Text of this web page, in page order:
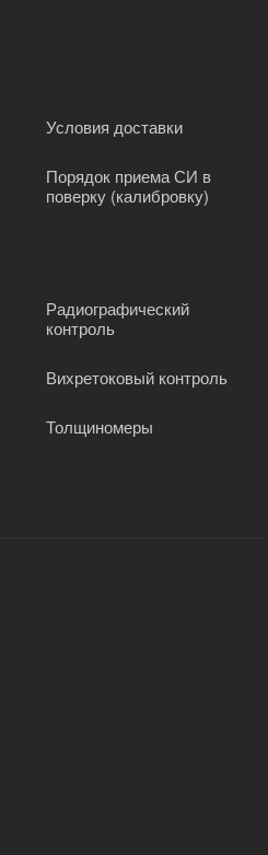
Условия доставки
Порядок приема СИ в
поверку (калибровку)
Радиографический
контроль
Вихретоковый контроль
Толщиномеры